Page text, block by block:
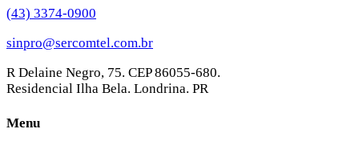
(43) 3374-0900
sinpro@sercomtel.com.br
R Delaine Negro, 75. CEP 86055-680.
Residencial Ilha Bela. Londrina. PR
Menu